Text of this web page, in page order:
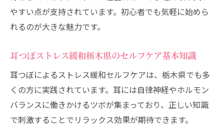
耳つぼストレス緩和栃木県で話題の技法紹
介
技
耳つぼ刺激で目指す心身のバランス調整
耳つぼダイエットで心と体のバランスを整
える
ストレス緩和に効果的な耳つぼ刺激の選び
やすい点が支持されています。初心者でも気軽に始めら
れるのが大きな魅力です。
耳つぼストレス緩和栃木県のセルフケア基本知識
耳つぼによるストレス緩和セルフケアは、栃木県でも多
くの方に実践されています。耳には自律神経やホルモン
バランスに働きかけるツボが集まっており、正しい知識
で刺激することでリラックス効果が期待できます。